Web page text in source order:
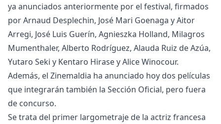
ya anunciados anteriormente por el festival, firmados
por Arnaud Desplechin, José Mari Goenaga y Aitor
Arregi, José Luis Guerín, Agnieszka Holland, Milagros
Mumenthaler, Alberto Rodríguez, Alauda Ruiz de Azúa,
Yutaro Seki y Kentaro Hirase y Alice Winocour.
Además, el Zinemaldia ha anunciado hoy dos películas
que integrarán también la Sección Oficial, pero fuera
de concurso.
Se trata del primer largometraje de la actriz francesa